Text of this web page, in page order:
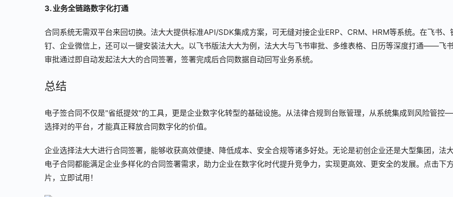
3. 业务全链路数字化打通
合同系统无需双平台来回切换。法大大提供标准API/SDK集成方案，可无缝对接企业ERP、CRM、HRM等系统。在飞书、
钉、企业微信上，还可以一键安装法大大。以飞书版法大大为例，法大大与飞书审批、多维表格、日历等深度打通——飞
审批通过即自动发起法大大的合同签署，签署完成后合同数据自动回写业务系统。
总结
电子签合同不仅是"省纸提效"的工具，更是企业数字化转型的基础设施。从法律合规到台账管理，从系统集成到风险管
选择对的平台，才能真正释放合同数字化的价值。
企业选择法大大进行合同签署，能够收获高效便捷、降低成本、安全合规等诸多好处。无论是初创企业还是大型集团，法
电子合同都能满足企业多样化的合同签署需求，助力企业在数字化时代提升竞争力，实现更高效、更安全的发展。点击下
片，立即试用！